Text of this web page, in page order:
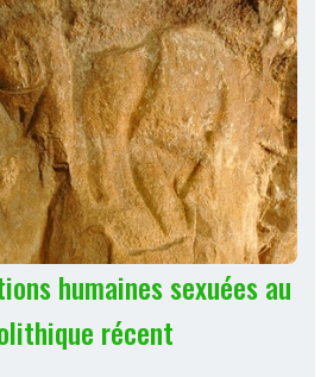
humaines sexuées au
récent